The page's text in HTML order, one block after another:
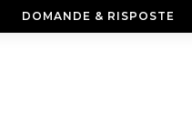
DOMANDE & RISPOSTE